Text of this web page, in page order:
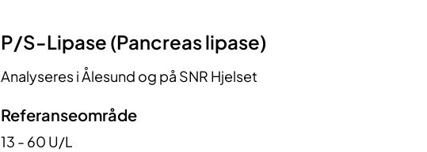
​P/S-Lipase (Pancreas lipase)
Analyseres i Ålesund og på SNR Hjelset
Referanseområde
13 - 60 U/L